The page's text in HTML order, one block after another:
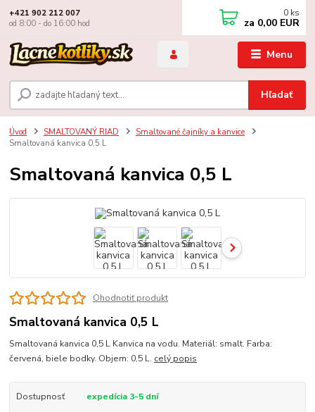
Menu
Hľadať
+421 902 212 007
od 8:00 - do 16:00 hod
0 ks
za 0,00 EUR
Úvod SMALTOVANÝ RIAD
Smaltované čajníky a kanvice
Smaltovaná kanvica 0,5 L
Smaltovaná kanvica 0,5 L
Ohodnotiť produkt
Smaltovaná kanvica 0,5 L
Smaltovaná kanvica 0,5 L Kanvica na vodu. Materiál: smalt. Farba:
červená, biele bodky. Objem: 0,5 L. celý popis
Dostupnosť expedícia 3-5 dní